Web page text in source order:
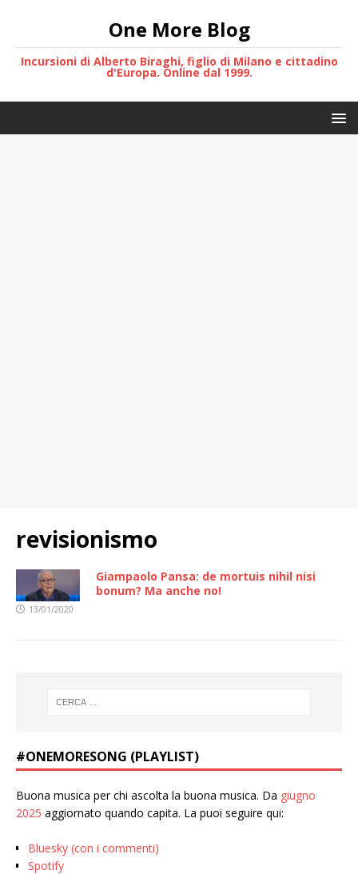
One More Blog
Incursioni di Alberto Biraghi, figlio di Milano e cittadino
d'Europa. Online dal 1999.
revisionismo
Giampaolo Pansa: de mortuis nihil nisi
bonum? Ma anche no!
13/01/2020
#ONEMORESONG (PLAYLIST)
Buona musica per chi ascolta la buona musica. Da giugno
2025 aggiornato quando capita. La puoi seguire qui:
Bluesky (con i commenti)
Spotify